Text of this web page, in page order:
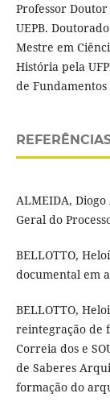
Professor
UEPB.
Mestre em
História pela
de
ALMEIDA,
Geral do
BELLOTTO,
documental em
BELLOTTO,
reintegração de
Correia dos e
de Saberes
formação do